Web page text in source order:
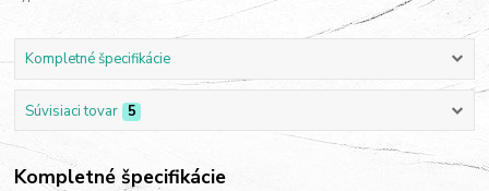
Kompletné špecifikácie
Súvisiaci tovar 5
Kompletné špecifikácie